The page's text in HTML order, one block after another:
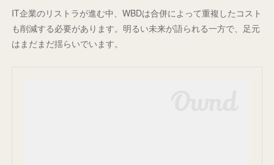
IT企業のリストラが進む中、WBDは合併によって重複したコスト
も削減する必要があります。明るい未来が語られる一方で、足元
はまだまだ揺らいでいます。